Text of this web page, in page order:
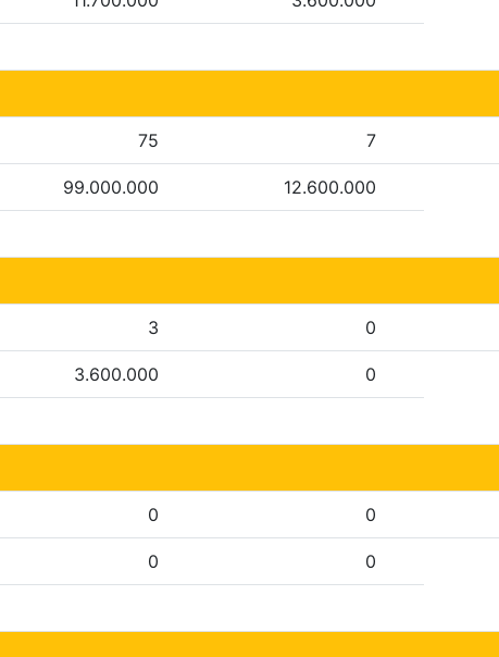
75 7
99.000.000 12.600.000
3 0
3.600.000 0
0 0
0 0